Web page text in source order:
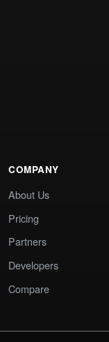
COMPANY
About Us
Pricing
Partners
Developers
Compare